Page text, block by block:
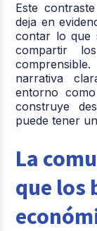
Este
deja en
contar lo que
compartir
narrativa
entorno
construye
puede tener
La
que los